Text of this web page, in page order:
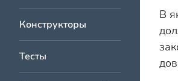
Конструкторы
Тесты
В